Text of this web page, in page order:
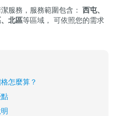
服務，服務範圍包含： 西屯、
北區等區域， 可依照您的需求
怎麼算？